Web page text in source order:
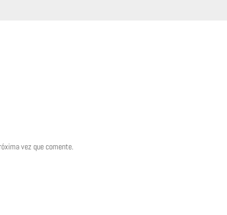
vez que comente.